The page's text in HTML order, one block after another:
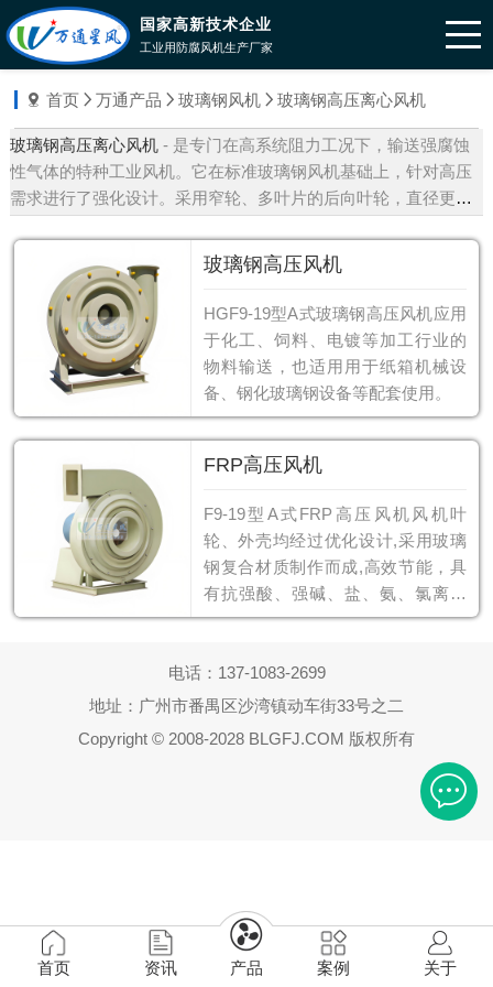
国家高新技术企业
工业用防腐风机生产厂家
首页 万通产品 玻璃钢风机 玻璃钢高压离心风机
玻璃钢高压离心风机- 是专门在高系统阻力工况下，输送强腐蚀
性气体的特种工业风机。它在标准玻璃钢风机基础上，针对高压
需求进行了强化设计。采用窄轮、多叶片的后向叶轮，直径更
玻璃钢高压风机
HGF9-19型A式玻璃钢高压风机应用
于化工、饲料、电镀等加工行业的
物料输送，也适用用于纸箱机械设
备、钢化玻璃钢设备等配套使用。
FRP高压风机
F9-19型A式FRP高压风机风机叶
轮、外壳均经过优化设计,采用玻璃
钢复合材质制作而成,高效节能，具
有抗强酸、强碱、盐、氨、氯离子
等优点，适合各种恶劣环境下使
电话： 137-1083-2699
地址：广州市番禺区沙湾镇动车街33号之二
Copyright © 2008-2028 BLGFJ.COM 版权所有
首页 资讯 产品 案例 关于